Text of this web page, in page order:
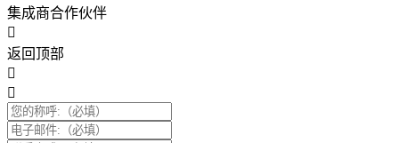
集成商合作伙伴
返回顶部